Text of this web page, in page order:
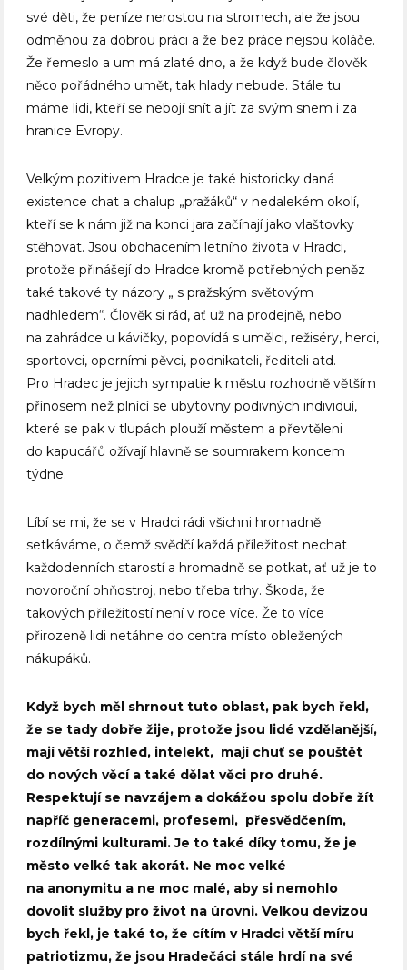
své děti, že peníze nerostou na stromech, ale že jsou
odměnou za dobrou práci a že bez práce nejsou koláče.
Že řemeslo a um má zlaté dno, a že když bude člověk
něco pořádného umět, tak hlady nebude. Stále tu
máme lidi, kteří se nebojí snít a jít za svým snem i za
hranice Evropy.
Velkým pozitivem Hradce je také historicky daná
existence chat a chalup „pražáků“ v nedalekém okolí,
kteří se k nám již na konci jara začínají jako vlaštovky
stěhovat. Jsou obohacením letního života v Hradci,
protože přinášejí do Hradce kromě potřebných peněz
také takové ty názory „ s pražským světovým
nadhledem“. Člověk si rád, ať už na prodejně, nebo
na zahrádce u kávičky, popovídá s umělci, režiséry, herci,
sportovci, operními pěvci, podnikateli, řediteli atd.
Pro Hradec je jejich sympatie k městu rozhodně větším
přínosem než plnící se ubytovny podivných individuí,
které se pak v tlupách plouží městem a převtěleni
do kapucářů ožívají hlavně se soumrakem koncem
týdne.
Líbí se mi, že se v Hradci rádi všichni hromadně
setkáváme, o čemž svědčí každá příležitost nechat
každodenních starostí a hromadně se potkat, ať už je to
novoroční ohňostroj, nebo třeba trhy. Škoda, že
takových příležitostí není v roce více. Že to více
přirozeně lidi netáhne do centra místo obležených
nákupáků.
Když bych měl shrnout tuto oblast, pak bych řekl,
že se tady dobře žije, protože jsou lidé vzdělanější,
mají větší rozhled, intelekt, mají chuť se pouštět
do nových věcí a také dělat věci pro druhé.
Respektují se navzájem a dokážou spolu dobře žít
napříč generacemi, profesemi, přesvědčením,
rozdílnými kulturami. Je to také díky tomu, že je
město velké tak akorát. Ne moc velké
na anonymitu a ne moc malé, aby si nemohlo
dovolit služby pro život na úrovni. Velkou devizou
bych řekl, je také to, že cítím v Hradci větší míru
patriotizmu, že jsou Hradečáci stále hrdí na své